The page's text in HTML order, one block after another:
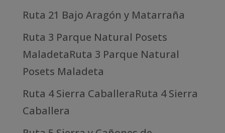
Ruta 21 Bajo Aragón y Matarraña
Ruta 3 Parque Natural Posets
MaladetaRuta 3 Parque Natural
Posets Maladeta
Ruta 4 Sierra CaballeraRuta 4 Sierra
Caballera